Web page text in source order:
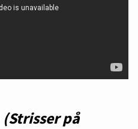
(Strisser på